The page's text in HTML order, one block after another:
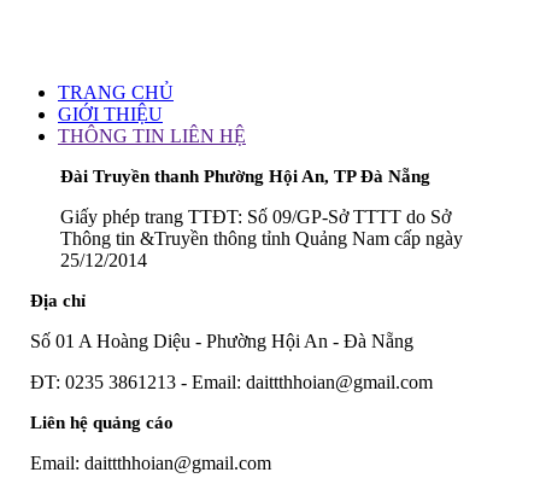
TRANG CHỦ
GIỚI THIỆU
THÔNG TIN LIÊN HỆ
Đài Truyền thanh Phường Hội An, TP Đà Nẵng
Giấy phép trang TTĐT: Số 09/GP-Sở TTTT do Sở
Thông tin &Truyền thông tỉnh Quảng Nam cấp ngày
25/12/2014
Địa chỉ
Số 01 A Hoàng Diệu - Phường Hội An - Đà Nẵng
ĐT: 0235 3861213 - Email: daittthhoian@gmail.com
Liên hệ quảng cáo
Email: daittthhoian@gmail.com